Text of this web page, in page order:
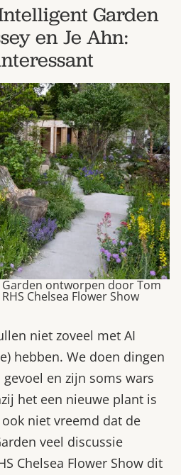
Garden
en Je Ahn:
ontworpen door Tom
Chelsea Flower Show
niet zoveel met AI
hebben. We doen dingen
en zijn soms wars
het een nieuwe plant is
niet vreemd dat de
veel discussie
Chelsea Flower Show dit